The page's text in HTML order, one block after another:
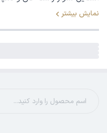
نمایش بیشتر